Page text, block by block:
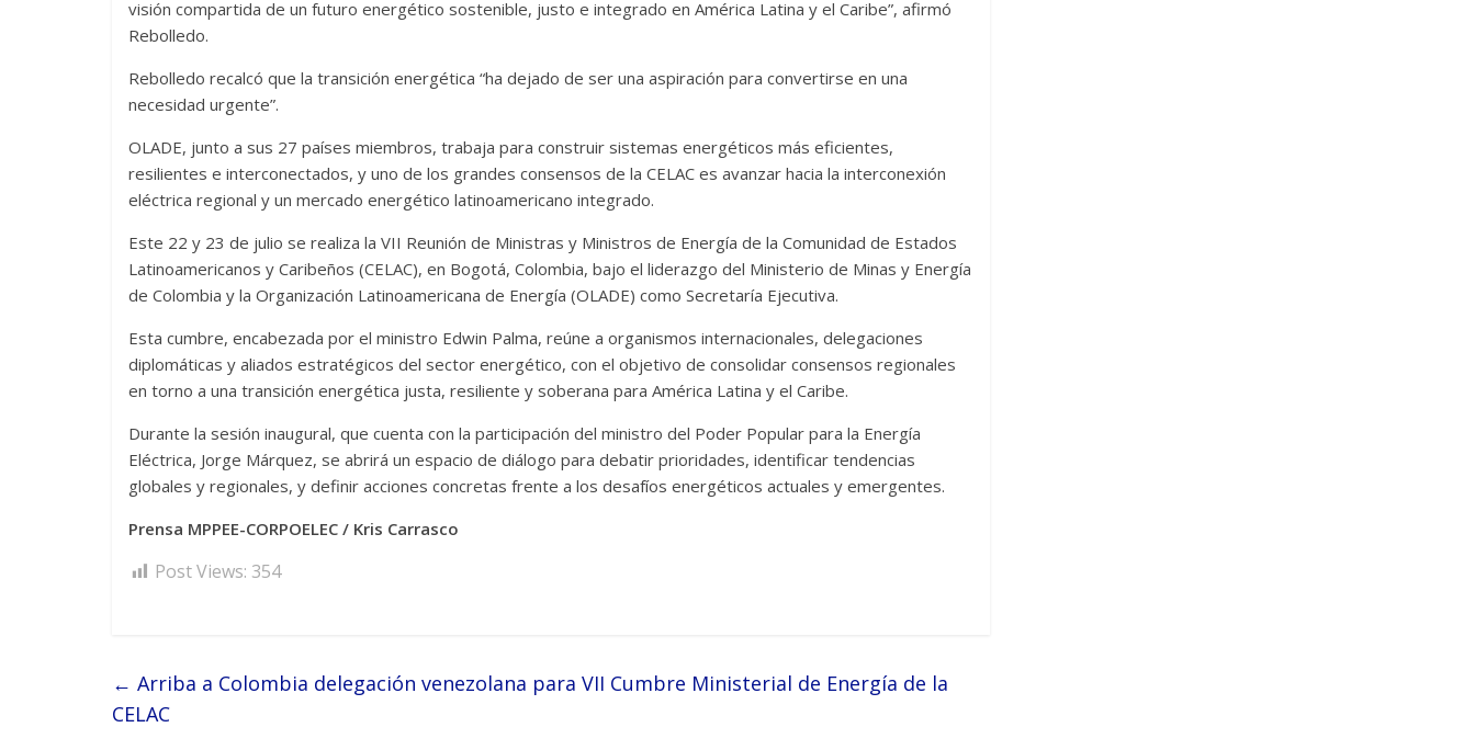
visión compartida de un futuro energético sostenible, justo e integrado en América Latina y el Caribe”, afirmó
Rebolledo.
Rebolledo recalcó que la transición energética “ha dejado de ser una aspiración para convertirse en una
necesidad urgente”.
OLADE, junto a sus 27 países miembros, trabaja para construir sistemas energéticos más eficientes,
resilientes e interconectados, y uno de los grandes consensos de la CELAC es avanzar hacia la interconexión
eléctrica regional y un mercado energético latinoamericano integrado.
Este 22 y 23 de julio se realiza la VII Reunión de Ministras y Ministros de Energía de la Comunidad de Estados
Latinoamericanos y Caribeños (CELAC), en Bogotá, Colombia, bajo el liderazgo del Ministerio de Minas y Energía
de Colombia y la Organización Latinoamericana de Energía (OLADE) como Secretaría Ejecutiva.
Esta cumbre, encabezada por el ministro Edwin Palma, reúne a organismos internacionales, delegaciones
diplomáticas y aliados estratégicos del sector energético, con el objetivo de consolidar consensos regionales
en torno a una transición energética justa, resiliente y soberana para América Latina y el Caribe.
Durante la sesión inaugural, que cuenta con la participación del ministro del Poder Popular para la Energía
Eléctrica, Jorge Márquez, se abrirá un espacio de diálogo para debatir prioridades, identificar tendencias
globales y regionales, y definir acciones concretas frente a los desafíos energéticos actuales y emergentes.
Prensa MPPEE-CORPOELEC / Kris Carrasco
Post Views: 354
← Arriba a Colombia delegación venezolana para VII Cumbre Ministerial de Energía de la
CELAC